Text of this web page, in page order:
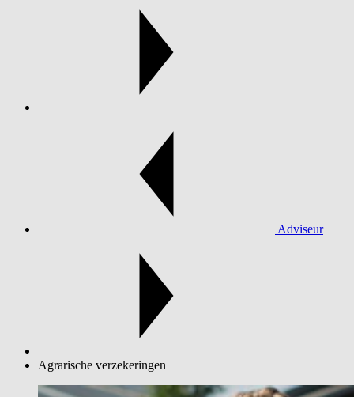
Adviseur
Agrarische verzekeringen